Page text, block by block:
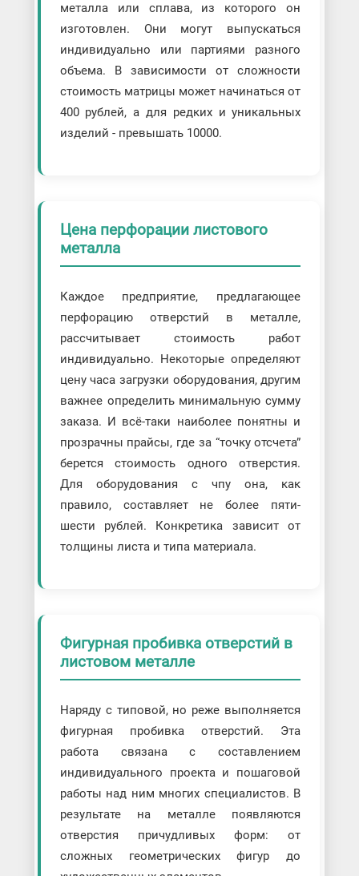
металла или сплава, из которого он
изготовлен. Они могут выпускаться
индивидуально или партиями разного
объема. В зависимости от сложности
стоимость матрицы может начинаться от
400 рублей, а для редких и уникальных
изделий - превышать 10000.
Цена перфорации листового
металла
Каждое предприятие, предлагающее
перфорацию отверстий в металле,
рассчитывает стоимость работ
индивидуально. Некоторые определяют
цену часа загрузки оборудования, другим
важнее определить минимальную сумму
заказа. И всё-таки наиболее понятны и
прозрачны прайсы, где за “точку отсчета”
берется стоимость одного отверстия.
Для оборудования с чпу она, как
правило, составляет не более пяти-
шести рублей. Конкретика зависит от
толщины листа и типа материала.
Фигурная пробивка отверстий в
листовом металле
Наряду с типовой, но реже выполняется
фигурная пробивка отверстий. Эта
работа связана с составлением
индивидуального проекта и пошаговой
работы над ним многих специалистов. В
результате на металле появляются
отверстия причудливых форм: от
сложных геометрических фигур до